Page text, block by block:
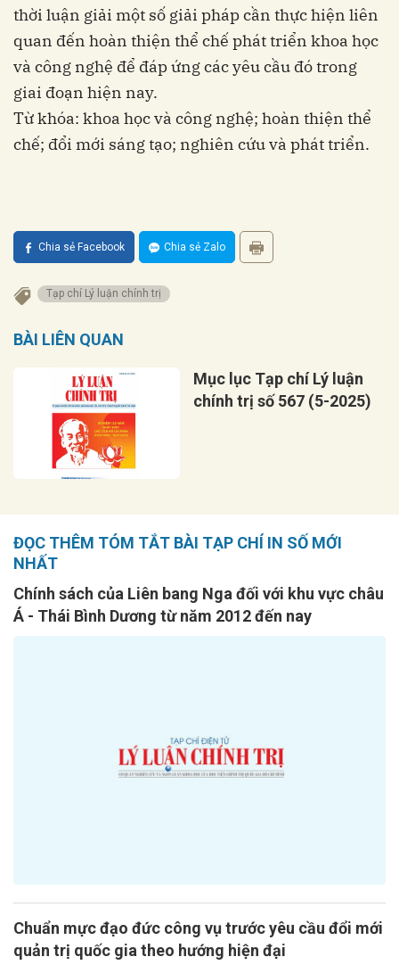
thời luận giải một số giải pháp cần thực hiện liên
quan đến hoàn thiện thể chế phát triển khoa học
và công nghệ để đáp ứng các yêu cầu đó trong
giai đoạn hiện nay.
Từ khóa: khoa học và công nghệ; hoàn thiện thể
chế; đổi mới sáng tạo; nghiên cứu và phát triển.
Chia sẻ Facebook Chia sẻ Zalo
Tạp chí Lý luận chính trị
BÀI LIÊN QUAN
Mục lục Tạp chí Lý luận
chính trị số 567 (5-2025)
ĐỌC THÊM TÓM TẮT BÀI TẠP CHÍ IN SỐ MỚI
NHẤT
Chính sách của Liên bang Nga đối với khu vực châu
Á - Thái Bình Dương từ năm 2012 đến nay
Chuẩn mực đạo đức công vụ trước yêu cầu đổi mới
quản trị quốc gia theo hướng hiện đại